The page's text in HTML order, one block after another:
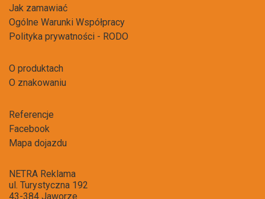
Jak zamawiać
Ogólne Warunki Współpracy
Polityka prywatności - RODO
O produktach
O znakowaniu
Referencje
Facebook
Mapa dojazdu
NETRA Reklama
ul. Turystyczna 192
43-384 Jaworze